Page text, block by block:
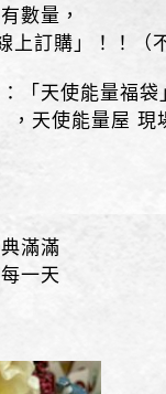
數量，
上訂購」！！（
「天使能量福袋
，天使能量屋 現
滿滿
一天